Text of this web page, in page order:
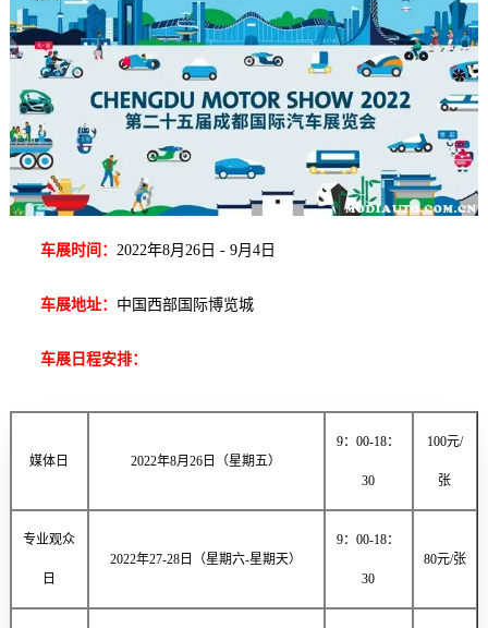
车展时间： 2022年8月26日 - 9月4日
车展地址： 中国西部国际博览城
车展日程安排：
媒体日 2022年8月26日（星期五）
9：00-18：
30
100元/
张
专业观众
日
2022年27-28日（星期六-星期天）
9：00-18：
30
80元/张